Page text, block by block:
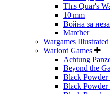
This Quar's
10 mm
Война за
Marcher
Wargames Illustrated
Warlord Games
Achtung
Beyond the
Black Powder
Black Powder